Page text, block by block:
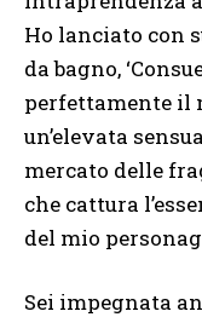
Ho lanciato con
da bagno,
perfettamente il
un’elevata
mercato delle
che cattura
del mio
Sei impegnata